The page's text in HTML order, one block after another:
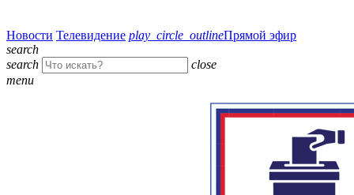
Новости Телевидение play_circle_outlineПрямой эфир
search
search
close
menu